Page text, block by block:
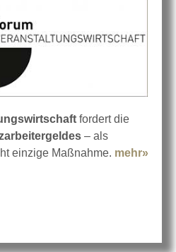
fordert die
– als
einzige Maßnahme. mehr»